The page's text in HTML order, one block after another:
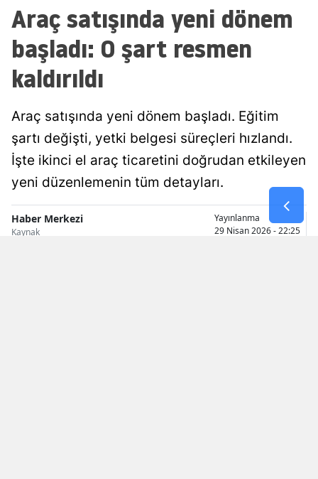
Muş
Rize
Sakarya
Samsun
Siirt
Araç satışında yeni dönem
başladı: O şart resmen
kaldırıldı
Araç satışında yeni dönem başladı. Eğitim
şartı değişti, yetki belgesi süreçleri hızlandı.
İşte ikinci el araç ticaretini doğrudan etkileyen
yeni düzenlemenin tüm detayları.
Haber Merkezi
Kaynak
Yayınlanma
29 Nisan 2026 - 22:25